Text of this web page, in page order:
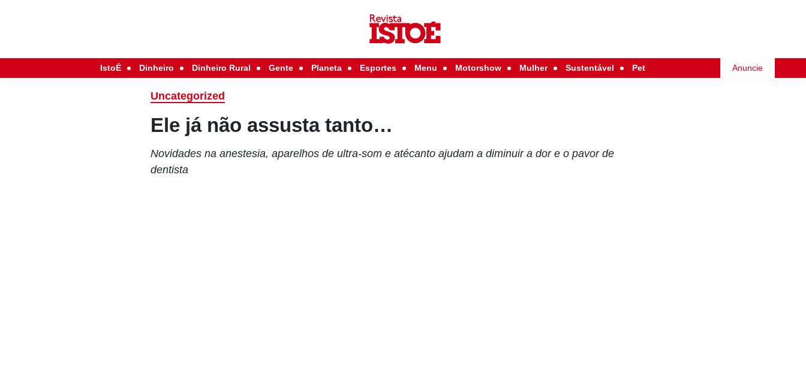
IstoÉ Dinheiro Dinheiro Rural Gente Planeta Esportes Menu Motorshow Mulher Sustentável Pet Anuncie
Uncategorized
Ele já não assusta tanto…
Novidades na anestesia, aparelhos de ultra-som e atécanto ajudam a diminuir a dor e o pavor de
dentista